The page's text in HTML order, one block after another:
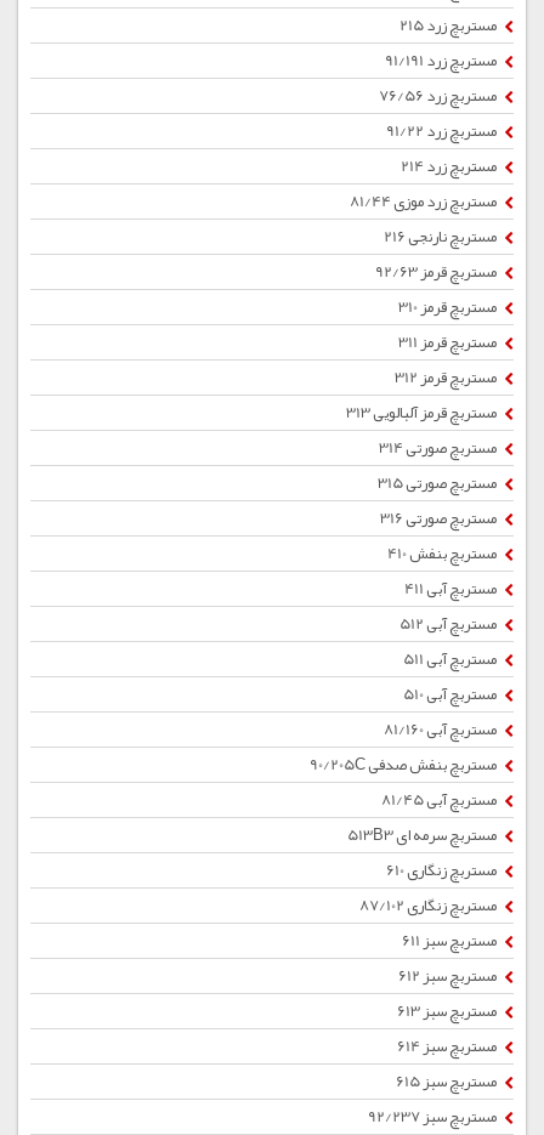
مستربچ زرد 215
مستربچ زرد 91/191
مستربچ زرد 76/56
مستربچ زرد 91/22
مستربچ زرد 214
مستربچ زرد موزی 81/44
مستربچ نارنجی 216
مستربچ قرمز 92/63
مستربچ قرمز 310
مستربچ قرمز 311
مستربچ قرمز 312
مستربچ قرمز آلبالویی 313
مستربچ صورتی 314
مستربچ صورتی 315
مستربچ صورتی 316
مستربچ بنفش 410
مستربچ آبی 411
مستربچ آبی 512
مستربچ آبی 511
مستربچ آبی 510
مستربچ آبی 81/160
مستربچ بنفش صدفی 90/205C
مستربچ آبی 81/45
مستربچ سرمه ای 513B3
مستربچ زنگاری 610
مستربچ زنگاری 87/102
مستربچ سبز 611
مستربچ سبز 612
مستربچ سبز 613
مستربچ سبز 614
مستربچ سبز 615
مستربچ سبز 92/237